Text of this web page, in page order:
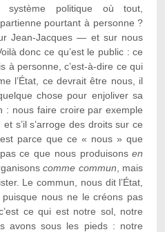
système politique où tout,
pourtant à personne ?
Jean-Jacques — et sur nous
donc ce qu’est le public : ce
à personne, c’est-à-dire ce qui
l’État, ce devrait être nous, il
chose pour enjoliver sa
: nous faire croire par exemple
s’il s’arroge des droits sur ce
parce que ce « nous » que
ce que nous produisonsen
comme commun , mais
Le commun, nous dit l’État,
nous ne le créons pas
ce qui est notre sol, notre
avons sous les pieds : notre